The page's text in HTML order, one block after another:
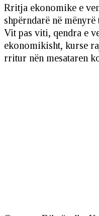
Rritja ekonomike e
shpërndarë në
Vit pas viti, qendra e
ekonomikisht, kurse
rritur nën mesataren